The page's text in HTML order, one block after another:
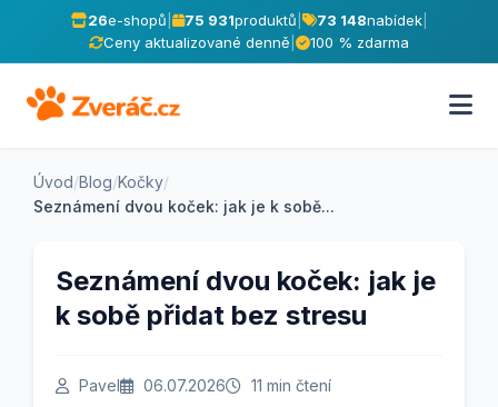
26e-shopů 75 931produktů 73 148nabídek|
Ceny aktualizované denně
100 % zdarma
Úvod/Blog/Kočky/
Seznámení dvou koček: jak je k sobě...
Seznámení dvou koček: jak je
k sobě přidat bez stresu
Pavel 06.07.2026 11 min čtení